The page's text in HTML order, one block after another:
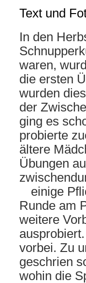
Text und
In den
waren,
die ersten
wurden
der
ging es
probierte
ältere
Übungen
einige
Runde am
weitere
vorbei. Zu
geschrien
wohin die